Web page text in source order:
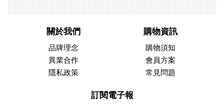
關於我們
品牌理念
異業合作
隱私政策
購物資訊
購物須知
會員方案
常見問題
訂閱電子報